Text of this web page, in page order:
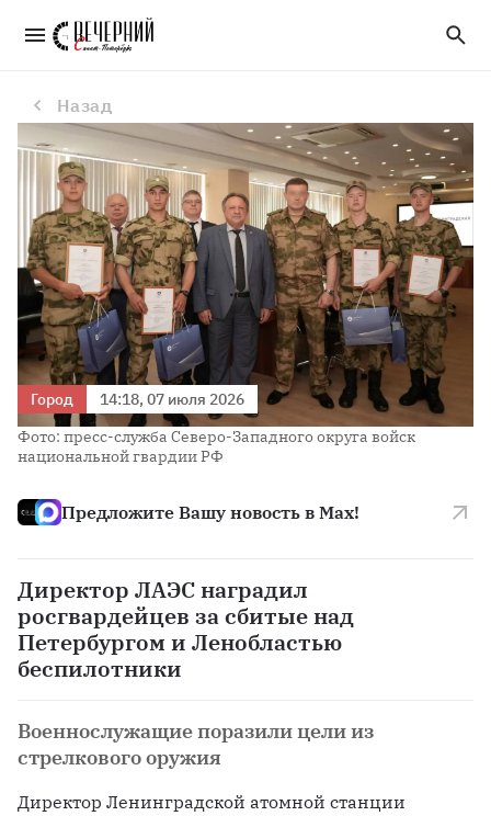
Директор ЛАЭС наградил росгвардейцев за сбитые над Петербургом и Ленобластью беспилотники
Назад
Город
14:18, 07 июля 2026
Фото: пресс-служба Северо-Западного округа войск
национальной гвардии РФ
Предложите Вашу новость в Max!
Директор ЛАЭС наградил
росгвардейцев за сбитые над
Петербургом и Ленобластью
беспилотники
Военнослужащие поразили цели из
стрелкового оружия
Директор Ленинградской атомной станции